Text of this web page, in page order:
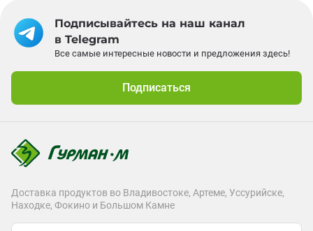
Подписывайтесь на наш канал
в Telegram
Все самые интересные новости и предложения здесь!
Подписаться
Доставка продуктов во Владивостоке, Артеме, Уссурийске,
Находке, Фокино и Большом Камне